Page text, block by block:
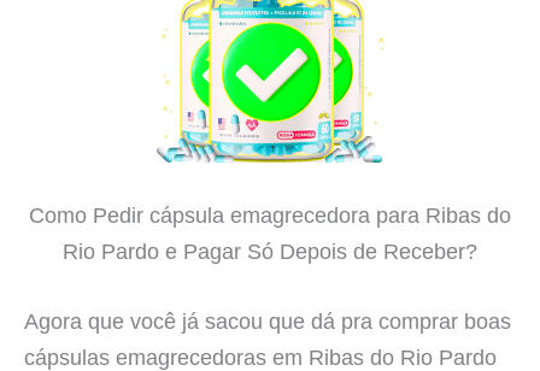
Como Pedir cápsula emagrecedora para Ribas do
Rio Pardo e Pagar Só Depois de Receber?
Agora que você já sacou que dá pra comprar boas
cápsulas emagrecedoras em Ribas do Rio Pardo